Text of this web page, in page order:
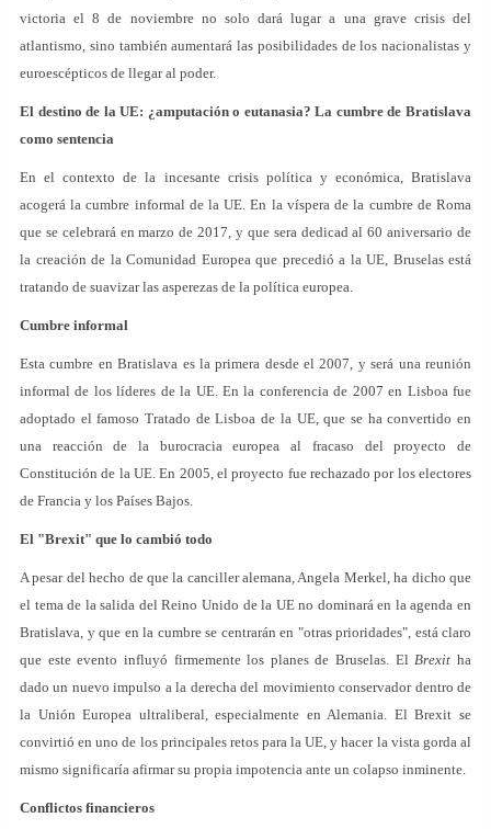
victoria el 8 de noviembre no solo dará lugar a una grave crisis del
atlantismo, sino también aumentará las posibilidades de los nacionalistas y
euroescépticos de llegar al poder.
El destino de la UE: ¿amputación o eutanasia? La cumbre de Bratislava
como sentencia
En el contexto de la incesante crisis política y económica, Bratislava
acogerá la cumbre informal de la UE. En la víspera de la cumbre de Roma
que se celebrará en marzo de 2017, y que sera dedicad al 60 aniversario de
la creación de la Comunidad Europea que precedió a la UE, Bruselas está
tratando de suavizar las asperezas de la política europea.
Cumbre informal
Esta cumbre en Bratislava es la primera desde el 2007, y será una reunión
informal de los líderes de la UE. En la conferencia de 2007 en Lisboa fue
adoptado el famoso Tratado de Lisboa de la UE, que se ha convertido en
una reacción de la burocracia europea al fracaso del proyecto de
Constitución de la UE. En 2005, el proyecto fue rechazado por los electores
de Francia y los Países Bajos.
El "Brexit" que lo cambió todo
A pesar del hecho de que la canciller alemana, Angela Merkel, ha dicho que
el tema de la salida del Reino Unido de la UE no dominará en la agenda en
Bratislava, y que en la cumbre se centrarán en "otras prioridades", está claro
que este evento influyó firmemente los planes de Bruselas. ElBrexit ha
dado un nuevo impulso a la derecha del movimiento conservador dentro de
la Unión Europea ultraliberal, especialmente en Alemania. El Brexit se
convirtió en uno de los principales retos para la UE, y hacer la vista gorda al
mismo significaría afirmar su propia impotencia ante un colapso inminente.
Conflictos financieros